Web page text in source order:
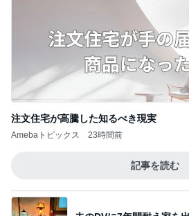
注文住宅が高騰した知るべき現実
Amebaトピックス 23時間前
記事を読む